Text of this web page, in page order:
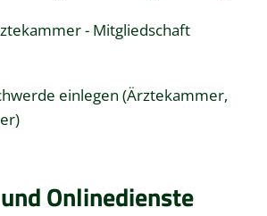
- Mitgliedschaft
einlegen (Ärztekammer,
Onlinedienste